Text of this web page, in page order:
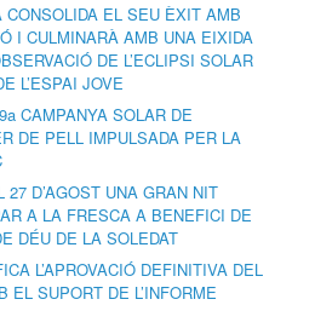
CONSOLIDA EL SEU ÈXIT AMB
I CULMINARÀ AMB UNA EIXIDA
DE L’ECLIPSI SOLAR
L’ESPAI JOVE
CAMPANYA SOLAR DE
DE PELL IMPULSADA PER LA
D’AGOST UNA GRAN NIT
A LA FRESCA A BENEFICI DE
DÉU DE LA SOLEDAT
L’APROVACIÓ DEFINITIVA DEL
EL SUPORT DE L’INFORME